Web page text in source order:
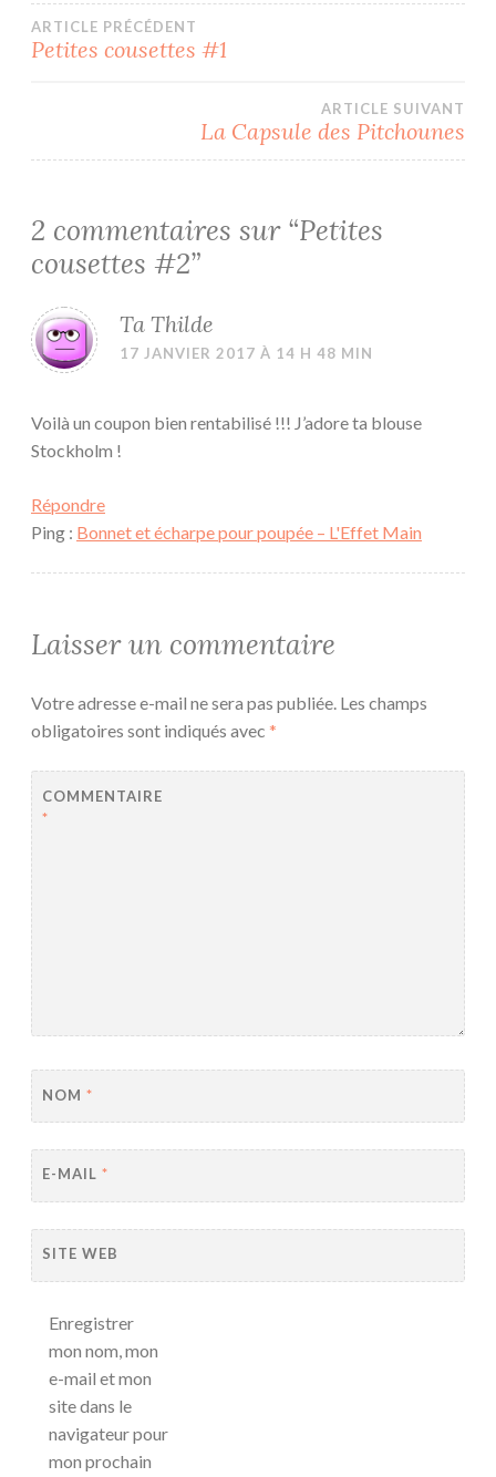
Navigation
l’article
ARTICLE PRÉCÉDENT
Petites cousettes #1
ARTICLE SUIVANT
La Capsule des Pitchounes
2 commentaires sur “Petites
cousettes #2”
Ta Thilde
17 JANVIER 2017 À 14 H 48 MIN
Voilà un coupon bien rentabilisé !!! J’adore ta blouse
Stockholm !
Répondre
Ping : Bonnet et écharpe pour poupée – L'Effet Main
Laisser un commentaire
Votre adresse e-mail ne sera pas publiée. Les champs
obligatoires sont indiqués avec *
COMMENTAIRE
*
NOM *
E-MAIL *
SITE WEB
Enregistrer
mon nom, mon
e-mail et mon
site dans le
navigateur pour
mon prochain